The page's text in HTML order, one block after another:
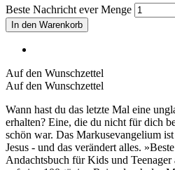
Beste Nachricht ever Menge
In den Warenkorb
Auf den Wunschzettel
Auf den Wunschzettel
Wann hast du das letzte Mal eine
erhalten? Eine, die du nicht für dich
schön war. Das Markusevangelium
Jesus - und das verändert alles.
Andachtsbuch für Kids und Teenager